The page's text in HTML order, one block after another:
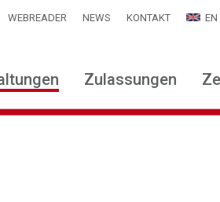
WEBREADER NEWS KONTAKT EN
Zulassungen